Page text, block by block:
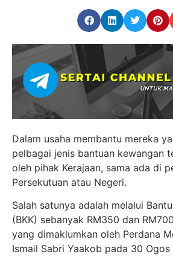
Dalam usaha membantu mereka
pelbagai jenis bantuan kewangan
oleh pihak Kerajaan, sama ada di
Persekutuan atau Negeri.
Salah satunya adalah melalui
(BKK) sebanyak RM350 dan
yang dimaklumkan oleh Perdana
Ismail Sabri Yaakob pada 30 Ogos